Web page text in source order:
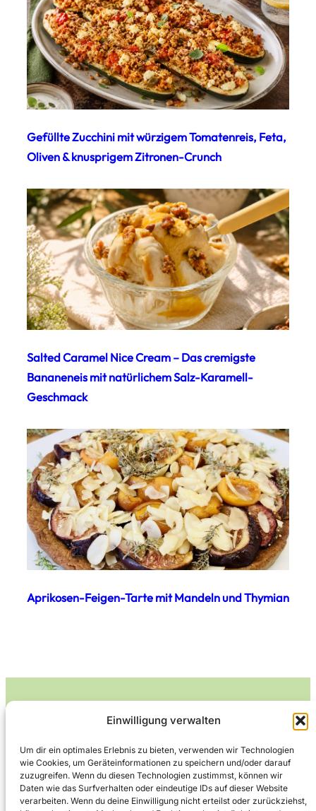
Einwilligung verwalten
Um dir ein optimales Erlebnis zu bieten, verwenden wir Technologien
wie Cookies, um Geräteinformationen zu speichern und/oder darauf
zuzugreifen. Wenn du diesen Technologien zustimmst, können wir
Daten wie das Surfverhalten oder eindeutige IDs auf dieser Website
verarbeiten. Wenn du deine Einwilligung nicht erteilst oder zurückziehst,
Gefüllte Zucchini mit würzigem Tomatenreis, Feta,
Oliven & knusprigem Zitronen-Crunch
Salted Caramel Nice Cream – Das cremigste
Bananeneis mit natürlichem Salz-Karamell-
Geschmack
Aprikosen-Feigen-Tarte mit Mandeln und Thymian
Leckerlife
Lecker essen – gesund leben.